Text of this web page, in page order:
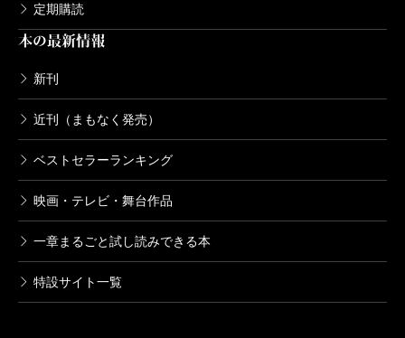
定期購読
本の最新情報
新刊
近刊（まもなく発売）
ベストセラーランキング
映画・テレビ・舞台作品
一章まるごと試し読みできる本
特設サイト一覧